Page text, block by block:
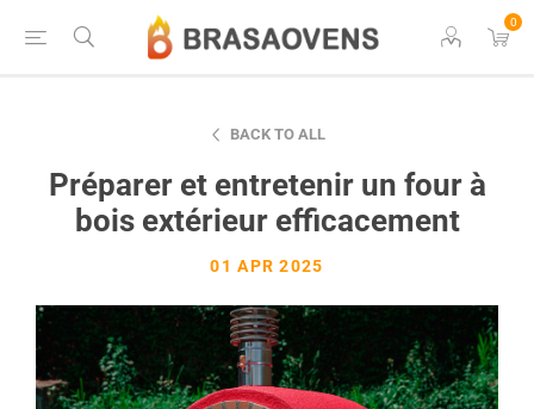
0
BACK TO ALL
Préparer et entretenir un four à
bois extérieur efficacement
01 APR 2025